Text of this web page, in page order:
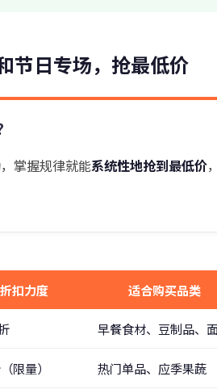
节日专场，抢最低价
掌握规律就能系统性地抢到最低价
折扣力度 适合购买品类
早餐食材、豆制品、
限量） 热门单品、应季果蔬